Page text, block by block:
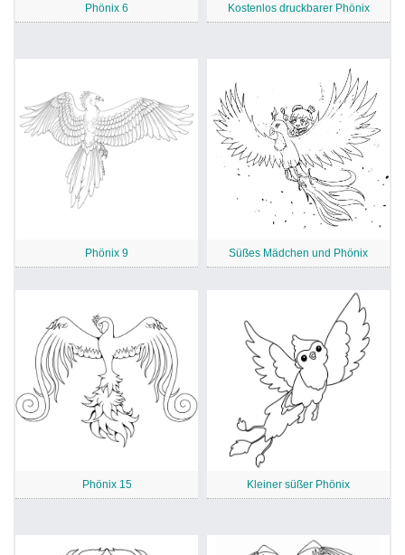
Phönix 6 Kostenlos druckbarer Phönix
Phönix 9 Süßes Mädchen und Phönix
Phönix 15 Kleiner süßer Phönix